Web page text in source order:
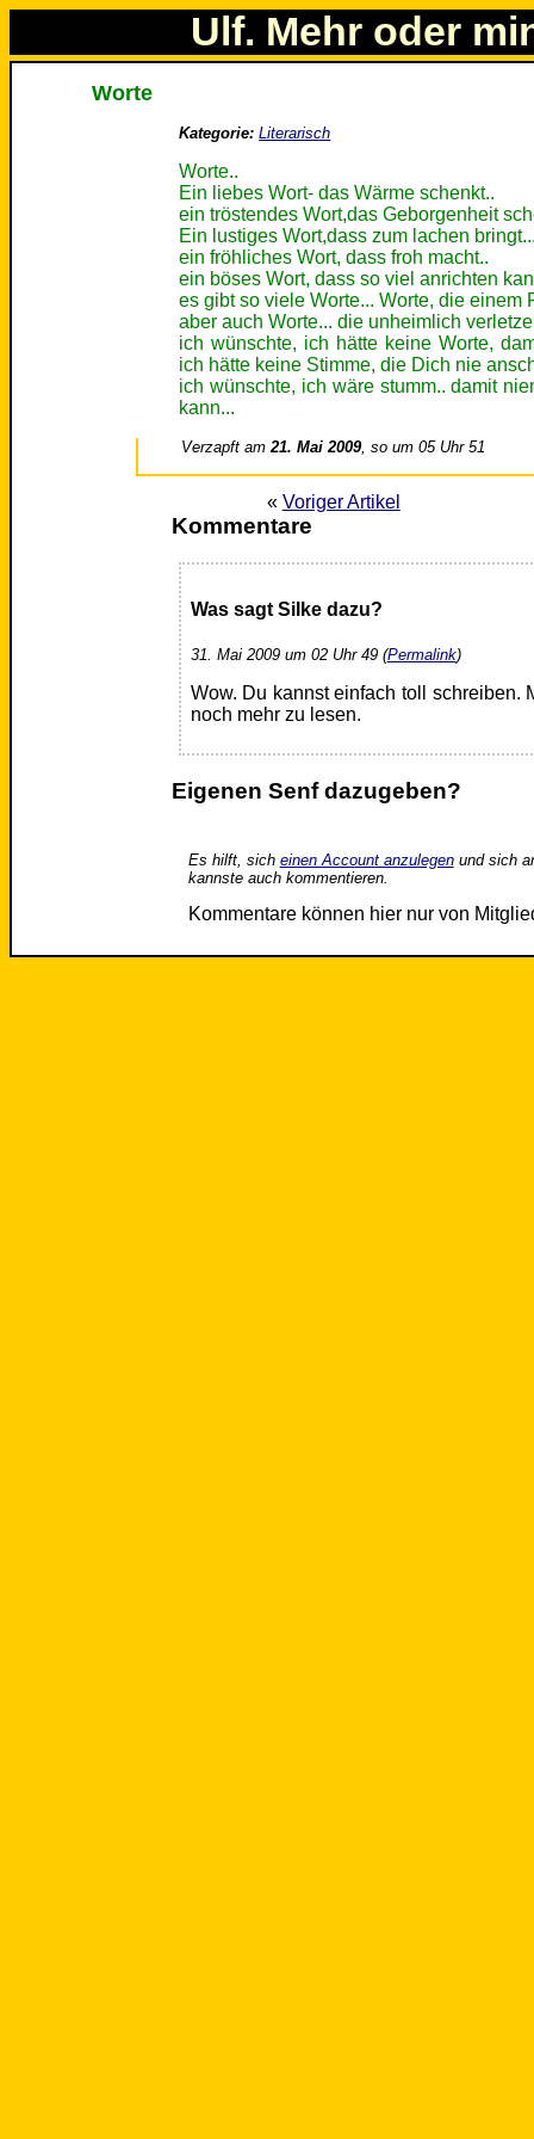
Ulf. Mehr oder
Worte
Kategorie: Literarisch
Worte..
Ein liebes Wort- das Wärme schenkt..
ein tröstendes Wort,das Geborgenheit
Ein lustiges Wort,dass zum lachen
ein fröhliches Wort, dass froh macht..
ein böses Wort, dass so viel anrichten
es gibt so viele Worte... Worte, die einem
aber auch Worte... die unheimlich
ich wünschte, ich hätte keine Worte,
ich hätte keine Stimme, die Dich nie
ich wünschte, ich wäre stumm.. damit
kann...
Verzapft am21. Mai 2009, so um 05 Uhr 51
« Voriger Artikel
Kommentare
Was sagt Silke dazu?
31. Mai 2009 um 02 Uhr 49 (Permalink)
Wow. Du kannst einfach toll schreiben.
noch mehr zu lesen.
Eigenen Senf dazugeben?
Es hilft, sich einen Account anzulegenund sich
kannste auch kommentieren.
Kommentare können hier nur von